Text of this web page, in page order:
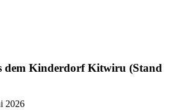
dem Kinderdorf Kitwiru (Stand
2026